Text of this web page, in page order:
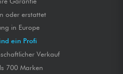
oder erstattet
in Europe
ein Profi
Verkauf
700 Marken